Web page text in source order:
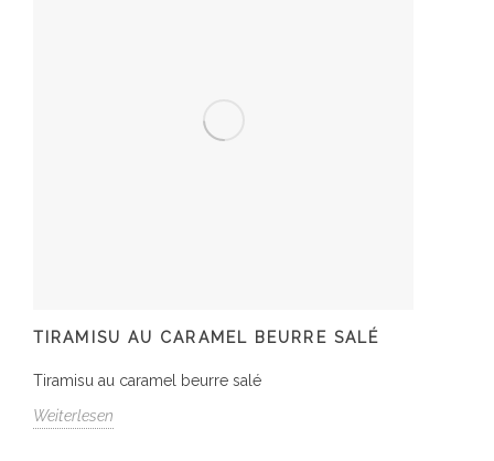
TIRAMISU AU CARAMEL BEURRE SALÉ
Tiramisu au caramel beurre salé
Weiterlesen